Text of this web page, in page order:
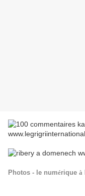
Photos - le numérique à